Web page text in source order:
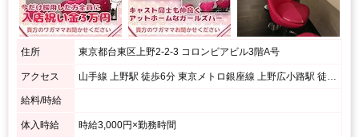
住所 東京都台東区上野2-2-3 コロンビアビル3階A号
アクセス 山手線 上野駅 徒歩6分 東京メトロ銀座線 上野広小路駅 徒歩2分 東京メトロ千代田線 湯島駅 徒歩2分
給料/時給
体入時給 時給3,000円×勤務時間